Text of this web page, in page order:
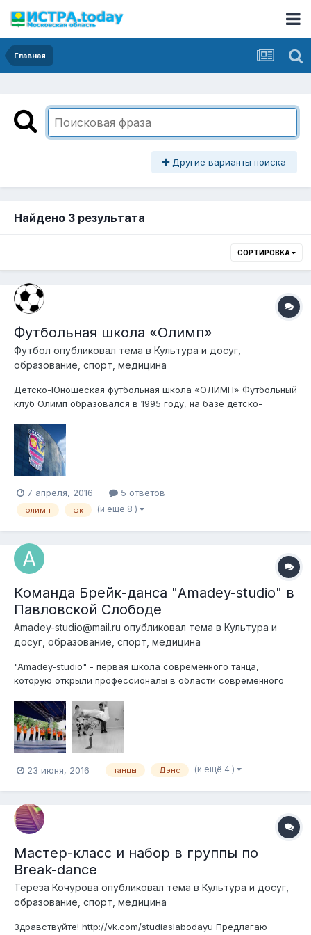
Главная
Другие варианты поиска
Найдено 3 результата
СОРТИРОВКА
Футбольная школа «Олимп»
Футбол опубликовал тема в Культура и досуг,
образование, спорт, медицина
Детско-Юношеская футбольная школа «ОЛИМП» Футбольный
клуб Олимп образовался в 1995 году, на базе детско-
Слободы, в Истринском районе Подмосковья. С течением
времени, некоторое время Олимп переживал не лучшие
времена и как...
7 апреля, 2016 5 ответов
олимп фк (и ещё 8 )
Команда Брейк-данса "Amadey-studio" в
Павловской Слободе
Amadey-studio@mail.ru опубликовал тема в Культура и
досуг, образование, спорт, медицина
"Amadey-studio" - первая школа современного танца,
которую открыли профессионалы в области современного
приглашаем Ваших детей на занятия танцами Брейк-данс и
Хип-хоп в новые группы, которые смогут продолжить занятия
и в учебном году)) Поче...
23 июня, 2016 танцы Дэнс (и ещё 4 )
Мастер-класс и набор в группы по
Break-dance
Тереза Кочурова опубликовал тема в Культура и досуг,
образование, спорт, медицина
Здравствуйте! http://vk.com/studiaslabodayu Предлагаю